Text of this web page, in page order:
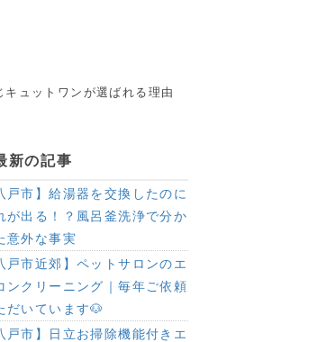
キュットワンが選ばれる理由
新の記事
戸市】給湯器を交換したのに
が出る！？風呂釜洗浄で分か
意外な事実
戸市近郊】ペットサロンのエ
ンクリーニング｜毎年ご依頼
だいています🐶
戸市】日立お掃除機能付きエ